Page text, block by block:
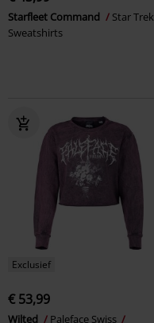
Starfleet Command
Star Trek
Sweatshirts
Exclusief
€ 53,99
Wilted
Paleface Swiss